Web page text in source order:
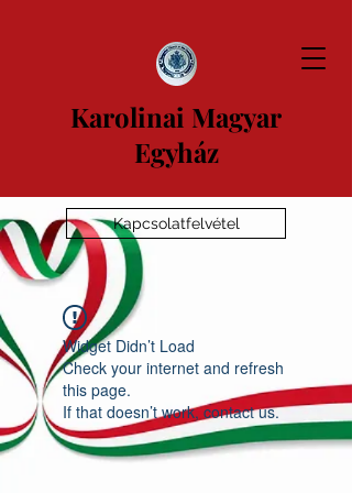
Karolinai Magyar
Egyház
Kapcsolatfelvétel
Widget Didn’t Load
Check your internet and refresh
this page.
If that doesn’t work, contact us.